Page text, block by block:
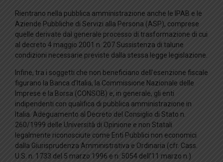
Rientrano nella pubblica amministrazione anche le IPAB e le
Aziende Pubbliche di Servizi alla Persona (ASP), comprese
quelle derivate dal generale processo di trasformazione di cui
al decreto 4 maggio 2001 n. 207 Sussistenza di talune
condizioni necessarie previste dalla stessa legge legislazione.
Infine, tra i soggetti che non beneficiano dell’esenzione fiscale
figurano la Banca d’Italia, la Commissione Nazionale delle
Imprese e la Borsa (CONSOB) e, in generale, gli enti
indipendenti con qualifica di pubblica amministrazione in
Italia. Adeguamento al Decreto del Consiglio di Stato n.
260/1999 delle Università di Opinione e non Statali
legalmente riconosciute come Enti Pubblici non economici
dalla Giurisprudenza Amministrativa e Ordinaria (cfr. Cass.
U.S. n. 1733 del 5 marzo 1996 e n. 5054 dell’11 marzo n.)